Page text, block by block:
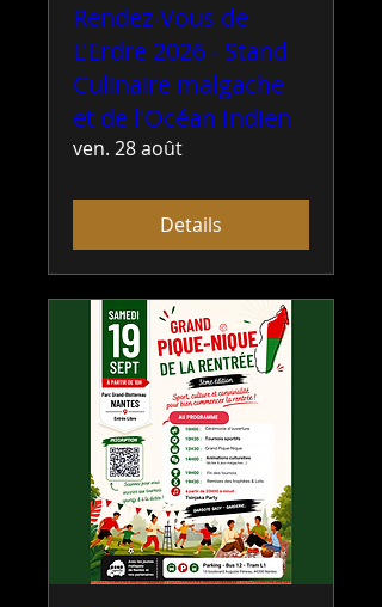
Rendez-Vous de
L'Erdre 2026 - Stand
Culinaire malgache
et de l'Océan Indien
ven. 28 août
Details